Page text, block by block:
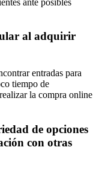
al adquirir
entradas para
tiempo de
la compra online
de opciones
con otras